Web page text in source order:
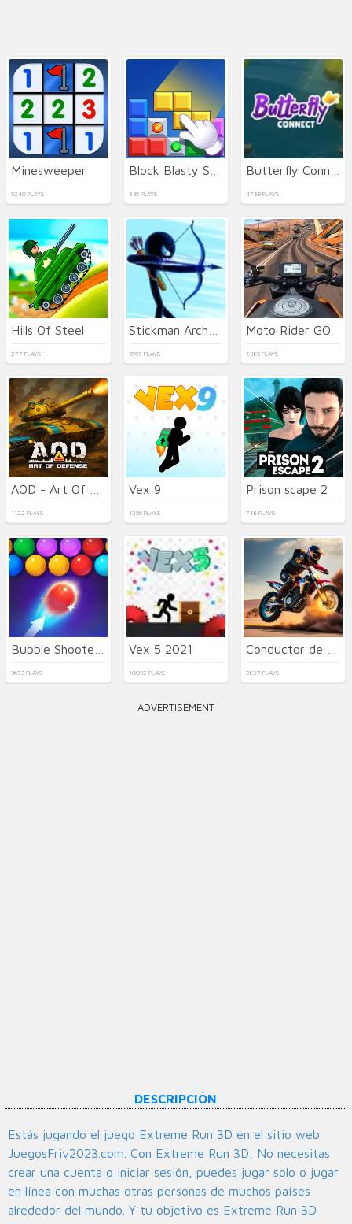
Minesweeper
5240 PLAYS 835 PLAYS 4789 PLAYS
Hills Of Steel
277 PLAYS 3997 PLAYS
Moto Rider GO
8385 PLAYS
1122 PLAYS
Vex 9
1256 PLAYS
Prison scape 2
718 PLAYS
3673 PLAYS
Vex 5 2021
10092 PLAYS 3827 PLAYS
ADVERTISEMENT
DESCRIPCIÓN
Estás jugando el juego Extreme Run 3D en el sitio web
JuegosFriv2023.com. Con Extreme Run 3D, No necesitas
crear una cuenta o iniciar sesión, puedes jugar solo o jugar
en línea con muchas otras personas de muchos países
alrededor del mundo. Y tu objetivo es Extreme Run 3D